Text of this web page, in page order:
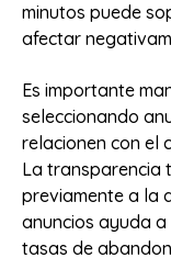
minutos puede
afectar
Es importante
seleccionando
relacionen con el
La transparencia
previamente a la
anuncios ayuda
tasas de